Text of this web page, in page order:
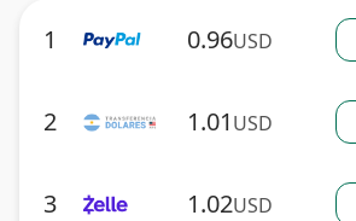
1 0.96USD
2 1.01 USD
3 1.02USD